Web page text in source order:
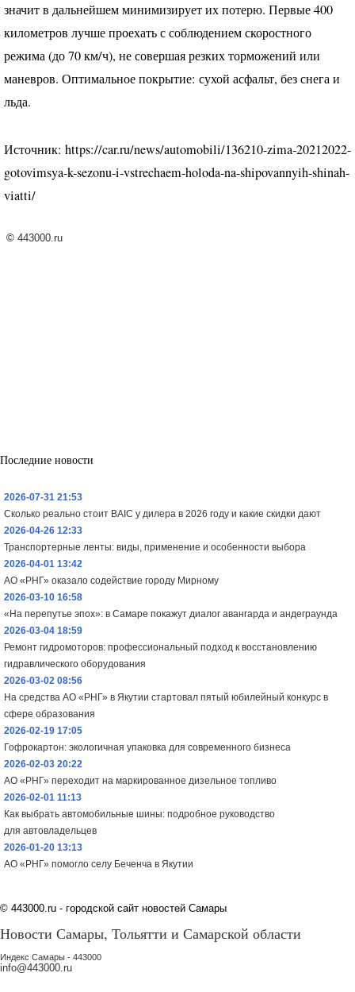
значит в дальнейшем минимизирует их потерю. Первые 400
километров лучше проехать с соблюдением скоростного
режима (до 70 км/ч), не совершая резких торможений или
маневров. Оптимальное покрытие: сухой асфальт, без снега и
льда.
Источник: https://car.ru/news/automobili/136210-zima-20212022-
gotovimsya-k-sezonu-i-vstrechaem-holoda-na-shipovannyih-shinah-
viatti/
© 443000.ru
Последние новости
2026-07-31 21:53
Сколько реально стоит BAIC у дилера в 2026 году и какие скидки дают
2026-04-26 12:33
Транспортерные ленты: виды, применение и особенности выбора
2026-04-01 13:42
АО «РНГ» оказало содействие городу Мирному
2026-03-10 16:58
«На перепутье эпох»: в Самаре покажут диалог авангарда и андеграунда
2026-03-04 18:59
Ремонт гидромоторов: профессиональный подход к восстановлению
гидравлического оборудования
2026-03-02 08:56
На средства АО «РНГ» в Якутии стартовал пятый юбилейный конкурс в
сфере образования
2026-02-19 17:05
Гофрокартон: экологичная упаковка для современного бизнеса
2026-02-03 20:22
АО «РНГ» переходит на маркированное дизельное топливо
2026-02-01 11:13
Как выбрать автомобильные шины: подробное руководство
для автовладельцев
2026-01-20 13:13
АО «РНГ» помогло селу Беченча в Якутии
© 443000.ru - городской сайт новостей Самары
Новости Самары, Тольятти и Самарской области
Индекс Самары - 443000
info@443000.ru